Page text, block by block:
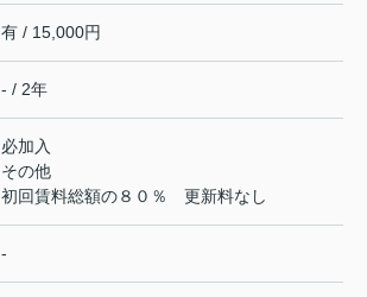
有 / 15,000円
- / 2年
必加入
その他
初回賃料総額の８０％ 更新料なし
-